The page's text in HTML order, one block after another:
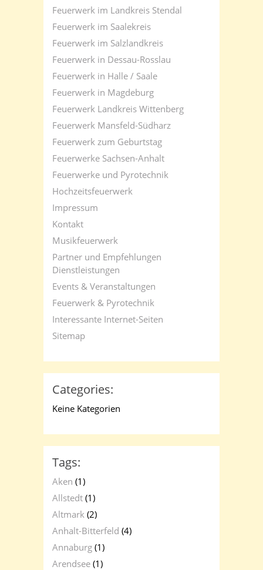
Feuerwerk im Landkreis Stendal
Feuerwerk im Saalekreis
Feuerwerk im Salzlandkreis
Feuerwerk in Dessau-Rosslau
Feuerwerk in Halle / Saale
Feuerwerk in Magdeburg
Feuerwerk Landkreis Wittenberg
Feuerwerk Mansfeld-Südharz
Feuerwerk zum Geburtstag
Feuerwerke Sachsen-Anhalt
Feuerwerke und Pyrotechnik
Hochzeitsfeuerwerk
Impressum
Kontakt
Musikfeuerwerk
Partner und Empfehlungen
Dienstleistungen
Events & Veranstaltungen
Feuerwerk & Pyrotechnik
Interessante Internet-Seiten
Sitemap
Categories:
Keine Kategorien
Tags:
Aken (1)
Allstedt (1)
Altmark (2)
Anhalt-Bitterfeld (4)
Annaburg (1)
Arendsee (1)